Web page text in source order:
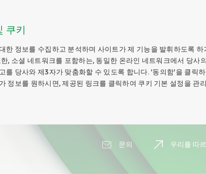
쿠키
한 정보를 수집하고 분석하며 사이트가 제 기능을 발휘하도록
, 소셜 네트워크를 포함하는, 동일한 온라인 네트워크에서 당사
를 당사와 제3자가 맞춤화할 수 있도록 합니다. '동의함'을 클릭
정보를 원하시면, 제공된 링크를 클릭하여 쿠키 기본 설정을 관
문의 우리를 따